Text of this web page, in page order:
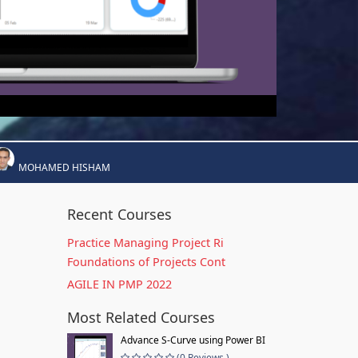
MOHAMED HISHAM
Recent Courses
Practice Managing Project Ri
Foundations of Projects Cont
AGILE IN PMP 2022
Most Related Courses
Advance S-Curve using Power BI